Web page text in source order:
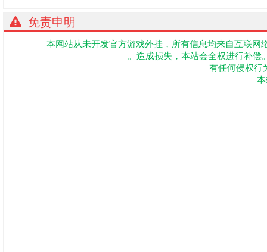
免责申明
本网站从未开发官方游戏外挂，所有信息均来自互联
。造成损失，本站会全权进行补
有任何侵权行